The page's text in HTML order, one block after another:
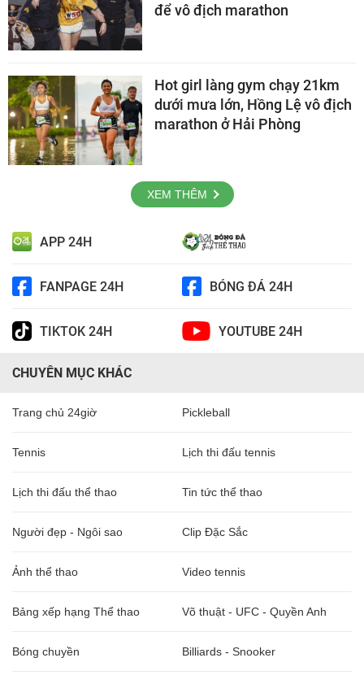
để vô địch marathon
Hot girl làng gym chạy 21km
dưới mưa lớn, Hồng Lệ vô địch
marathon ở Hải Phòng
XEM THÊM
APP 24H
FANPAGE 24H BÓNG ĐÁ 24H
TIKTOK 24H YOUTUBE 24H
CHUYÊN MỤC KHÁC
Trang chủ 24giờ Pickleball
Tennis Lịch thi đấu tennis
Lịch thi đấu thể thao Tin tức thể thao
Người đẹp - Ngôi sao Clip Đặc Sắc
Ảnh thể thao Video tennis
Bảng xếp hạng Thể thao Võ thuật - UFC - Quyền Anh
Bóng chuyền Billiards - Snooker